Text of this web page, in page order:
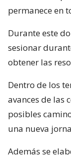
permanece en
Durante este
sesionar
obtener las
Dentro de los
avances de las
posibles
una nueva
Además se